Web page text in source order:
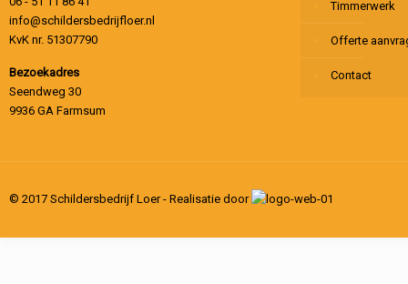
info@schildersbedrijfloer.nl
KvK nr. 51307790
Bezoekadres
Seendweg 30
9936 GA Farmsum
Timmerwerk
Offerte
Contact
© 2017 Schildersbedrijf Loer - Realisatie door